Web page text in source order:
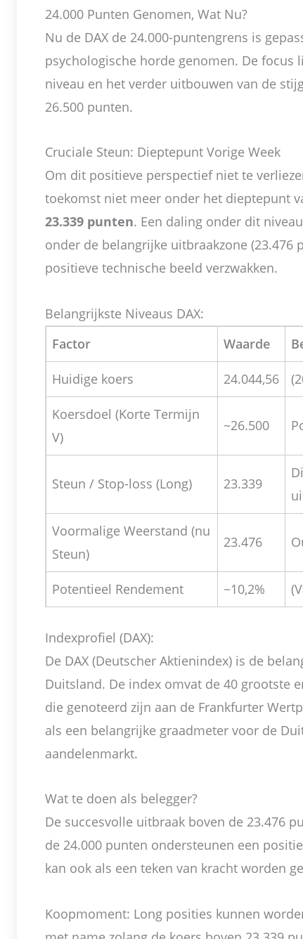
24.000 Punten Genomen, Wat Nu?
Nu de DAX de 24.000-puntengrens is
psychologische horde genomen. De
niveau en het verder uitbouwen van de
26.500 punten.
Cruciale Steun: Dieptepunt Vorige Week
Om dit positieve perspectief niet te
toekomst niet meer onder het dieptepunt
23.339 punten. Een daling onder dit
onder de belangrijke uitbraakzone (23.476
positieve technische beeld verzwakken.
Belangrijkste Niveaus DAX:
Factor
Waarde
Huidige koers 24.044,56
Koersdoel (Korte Termijn
V)
~26.500
Steun / Stop-loss (Long) 23.339
Voormalige Weerstand (nu
Steun)
23.476
Potentieel Rendement ~10,2%
Indexprofiel (DAX):
De DAX (Deutscher Aktienindex) is de
Duitsland. De index omvat de 40 grootste
die genoteerd zijn aan de Frankfurter
als een belangrijke graadmeter voor de
aandelenmarkt.
Wat te doen als belegger?
De succesvolle uitbraak boven de 23.476
de 24.000 punten ondersteunen een
kan ook als een teken van kracht worden
Koopmoment: Long posities kunnen